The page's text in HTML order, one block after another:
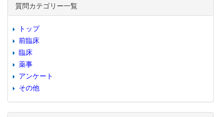
質問カテゴリー一覧
トップ
前臨床
臨床
薬事
アンケート
その他